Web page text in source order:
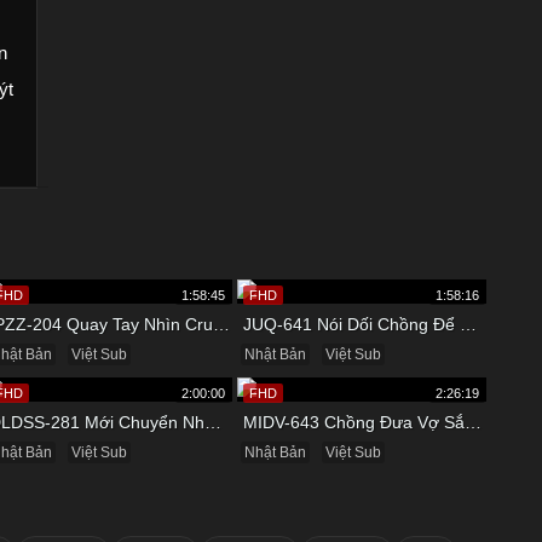
Bản Việt Sub
1:58:45
Nhật Bản Việt Sub
FHD 1:58:16
Bản Việt Sub
2:00:00
Nhật Bản Việt Sub
FHD 2:26:19